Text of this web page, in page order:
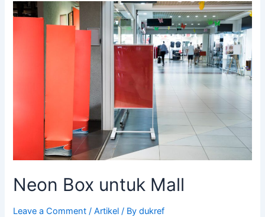
Neon Box untuk Mall
Leave a Comment /Artikel / Bydukref
Neon
Box